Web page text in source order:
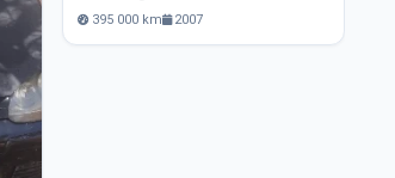
395 000 km 2007